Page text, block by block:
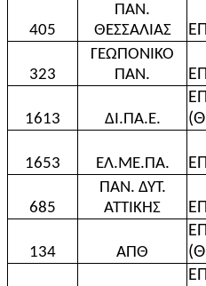
405
ΠΑΝ.
ΘΕΣΣΑΛΙΑΣ
323
ΓΕΩΠΟΝΙΚΟ
ΠΑΝ.
1613 ΔΙ.ΠΑ.Ε.
1653 ΕΛ.ΜΕ.ΠΑ.
685
ΠΑΝ. ΔΥΤ.
ΑΤΤΙΚΗΣ
134 ΑΠΘ